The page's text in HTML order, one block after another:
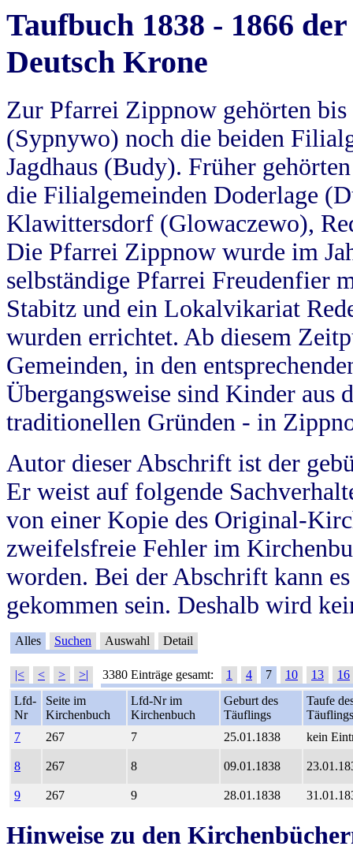
Taufbuch 1838 - 1866
Deutsch Krone
Zur Pfarrei Zippnow gehörten
(Sypnywo) noch die beiden
Jagdhaus (Budy). Früher
die Filialgemeinden Doderlage
Klawittersdorf (Glowaczewo),
Die Pfarrei Zippnow wurde im
selbständige Pfarrei Freudenfier
Stabitz und ein Lokalvikariat
wurden errichtet. Ab diesem
Gemeinden, in den
Übergangsweise sind Kinder aus
traditionellen Gründen - in
Autor dieser Abschrift ist der
Er weist auf folgende
von einer Kopie des Original-
zweifelsfreie Fehler im
worden. Bei der Abschrift kann
gekommen sein. Deshalb wird
Alles Suchen Auswahl Detail
|< < > >| 3380 Einträge gesamt: 1 4 7 10 13
16
Lfd-
Nr
Seite im
Kirchenbuch
Lfd-Nr im
Kirchenbuch
Geburt des
Täuflings
Taufe
Täuflings
7
267 7 25.01.1838 kein
8 267 8 09.01.1838
9 267 9 28.01.1838
Hinweise zu den